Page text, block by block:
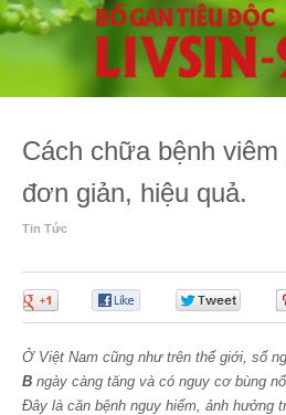
Cách chữa bệnh
đơn giản, hiệu quả.
Tin Tức
Ở Việt Nam cũng như trên thế giới, số
B ngày càng tăng và có nguy cơ bùng
Đây là căn bệnh nguy hiểm, ảnh hưởng